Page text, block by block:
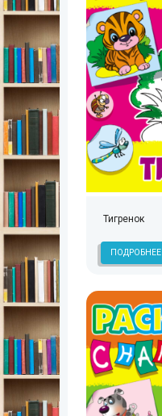
Тигренок
ПОДРОБНЕЕ